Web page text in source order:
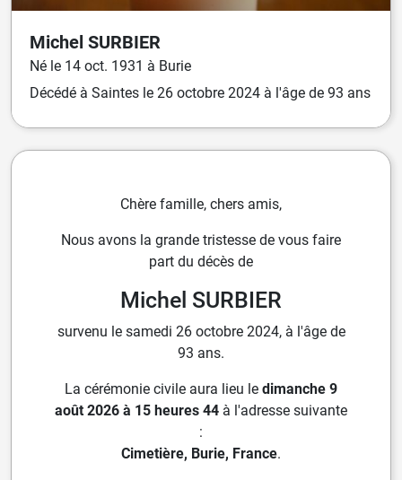
Michel SURBIER
Né le 14 oct. 1931 à Burie
Décédé à Saintes le 26 octobre 2024 à l'âge de 93 ans
Chère famille, chers amis,
Nous avons la grande tristesse de vous faire
part du décès de
Michel SURBIER
survenu le samedi 26 octobre 2024, à l'âge de
93 ans.
La cérémonie civile aura lieu le dimanche 9
août 2026 à 15 heures 44 à l'adresse suivante
:
Cimetière, Burie, France.